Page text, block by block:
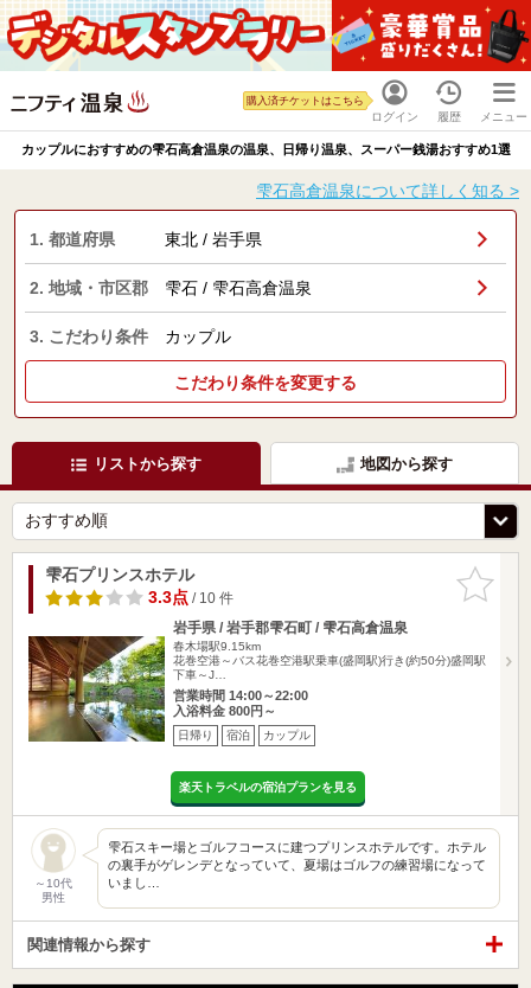
ログイン
購入済チケットはこちら
履歴 メニュー
カップルにおすすめの雫石高倉温泉の温泉、日帰り温泉、スーパー銭湯おすすめ1選
雫石高倉温泉について詳しく知る >
1. 都道府県 東北 / 岩手県
2. 地域・市区郡 雫石 / 雫石高倉温泉
3. こだわり条件 カップル
こだわり条件を変更する
リストから探す 地図から探す
お気に入
りに追加
雫石プリンスホテル
3.3点/ 10 件
岩手県 / 岩手郡雫石町 / 雫石高倉温泉
春木場駅9.15km
花巻空港～バス花巻空港駅乗車(盛岡駅)行き(約50分)盛岡駅
下車～J…
営業時間 14:00～22:00
入浴料金 800円～
日帰り 宿泊 カップル
楽天トラベルの宿泊プランを見る
～10代
男性
雫石スキー場とゴルフコースに建つプリンスホテルです。ホテル
の裏手がゲレンデとなっていて、夏場はゴルフの練習場になって
いまし…
関連情報から探す